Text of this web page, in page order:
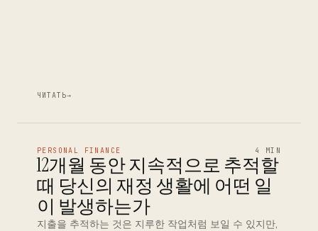
ЧИТАТЬ→
PERSONAL FINANCE 4 MIN
12개월 동안 지속적으로 추적할
때 당신의 재정 생활에 어떤 일
이 발생하는가
지출을 추적하는 것은 지루한 작업처럼 보일 수 있지만,